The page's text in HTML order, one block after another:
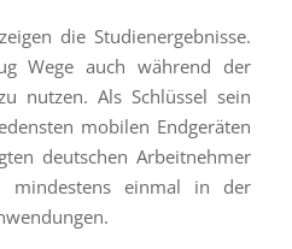
die Studienergebnisse.
Wege auch während der
nutzen. Als Schlüssel sein
mobilen Endgeräten
deutschen Arbeitnehmer
mindestens einmal in der